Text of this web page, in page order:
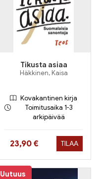
Tikusta asiaa
Häkkinen, Kaisa
Kovakantinen kirja
Toimitusaika 1-3
arkipäivää
Hinta nyt
23,90 € TILAA
Uutuus